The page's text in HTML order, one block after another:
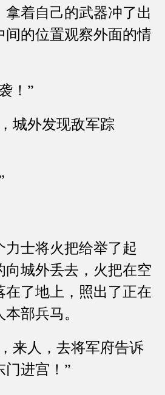
拿着自己的武器冲了出
间的位置观察外面的情
！”
外发现敌军踪
士将火把给举了起
向城外丢去，火把在空
在了地上，照出了正在
部兵马。
人，去将军府告诉
门进宫！”